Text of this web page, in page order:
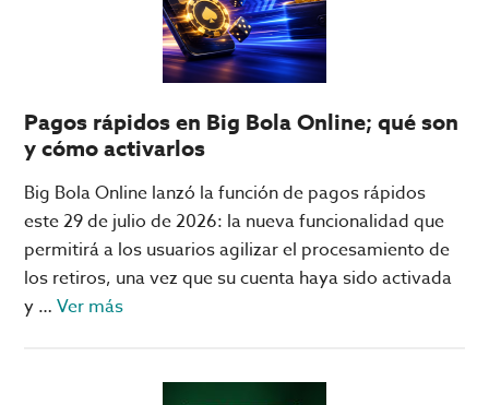
clásica
sobre
casinos?
Pagos rápidos en Big Bola Online; qué son
y cómo activarlos
Big Bola Online lanzó la función de pagos rápidos
este 29 de julio de 2026: la nueva funcionalidad que
permitirá a los usuarios agilizar el procesamiento de
los retiros, una vez que su cuenta haya sido activada
y …Ver másacerca
rápidos